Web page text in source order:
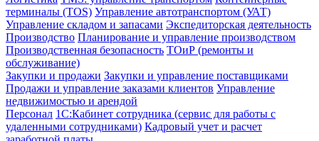
терминалы (TOS) Управление автотранспортом (УАТ)
Управление складом и запасами Экспедиторская деятельность
Производство Планирование и управление производством
Производственная безопасность ТОиР (ремонты и
обслуживание)
Закупки и продажи Закупки и управление поставщиками
Продажи и управление заказами клиентов Управление
недвижимостью и арендой
Персонал 1С:Кабинет сотрудника (сервис для работы с
удаленными сотрудниками) Кадровый учет и расчет